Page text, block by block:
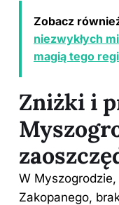
Zobacz
niezwykłych
magią tego
Zniżki i
W
Zakopanego,